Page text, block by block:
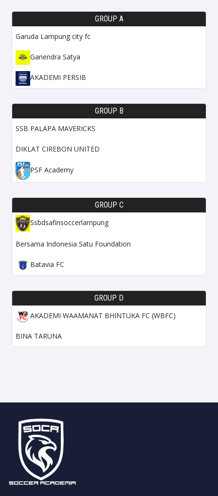
GROUP A
Garuda Lampung city fc
Ganendra Satya
AKADEMI PERSIB
GROUP B
SSB PALAPA MAVERICKS
DIKLAT CIREBON UNITED
PSF Academy
GROUP C
Ssbdsafinsoccerlampung
Bersama Indonesia Satu Foundation
Batavia FC
GROUP D
AKADEMI WAAMANAT BHINTUKA FC (WBFC)
BINA TARUNA